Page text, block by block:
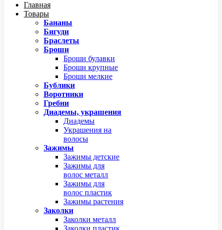
Главная
Товары
Бананы
Бигуди
Браслеты
Броши
Броши булавки
Броши крупные
Броши мелкие
Бублики
Воротники
Гребни
Диадемы, украшения
Диадемы
Украшения на
волосы
Зажимы
Зажимы детские
Зажимы для
волос металл
Зажимы для
волос пластик
Зажимы растения
Заколки
Заколки металл
Заколки пластик